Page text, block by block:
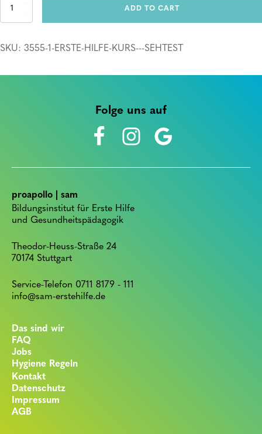
Erste
Sehtest
ADD TO CART
SKU: 3555-1-ERSTE-HILFE-KURS---SEHTEST
Folge uns auf
proapollo | sam
Bildungsinstitut für Erste Hilfe
und Gesundheitspädagogik
Theodor-Heuss-Straße 24
70174 Stuttgart
Service-Telefon 0711 8179 - 111
info@sam-erstehilfe.de
Das sind wir
FAQ
Jobs
Hygiene Regeln
Kontakt
Datenschutz
Impressum
AGB